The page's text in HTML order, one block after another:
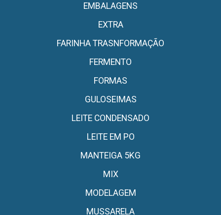
EMBALAGENS
EXTRA
FARINHA TRASNFORMAÇÃO
FERMENTO
FORMAS
GULOSEIMAS
LEITE CONDENSADO
LEITE EM PO
MANTEIGA 5KG
MIX
MODELAGEM
MUSSARELA